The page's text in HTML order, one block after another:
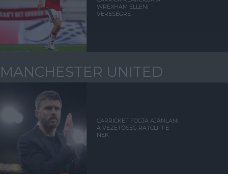
WREXHAM ELLENI
VERESÉGRE
MANCHESTER UNITED
CARRICKET FOGJA AJÁNLANI
A VEZETŐSÉG RATCLIFFE-
NEK